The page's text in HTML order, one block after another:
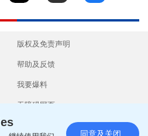
版权及免责声明
帮助及反馈
我要爆料
无障碍网页
同意及关闭